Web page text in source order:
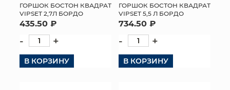
ГОРШОК БОСТОН КВАДРАТ
VIPSET 2,7Л БОРДО
435.50 ₽
- +
В КОРЗИНУ
ГОРШОК БОСТОН КВАДРАТ
VIPSET 5,5 Л БОРДО
734.50 ₽
- +
В КОРЗИНУ